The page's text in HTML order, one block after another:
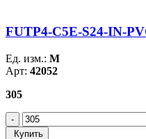
FUTP4-C5E-S24-IN-
Ед. изм.: М
Арт: 42052
305
Купить